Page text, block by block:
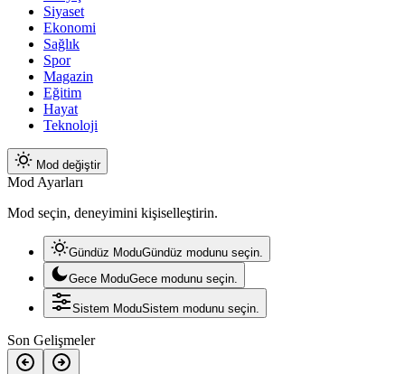
Siyaset
Ekonomi
Sağlık
Spor
Magazin
Eğitim
Hayat
Teknoloji
Mod değiştir
Mod Ayarları
Mod seçin, deneyimini kişiselleştirin.
Gündüz ModuGündüz modunu seçin.
Gece ModuGece modunu seçin.
Sistem ModuSistem modunu seçin.
Son Gelişmeler